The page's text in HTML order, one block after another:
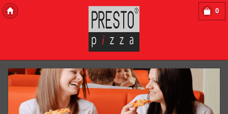
0
Copyright 2013 Des-Click Com